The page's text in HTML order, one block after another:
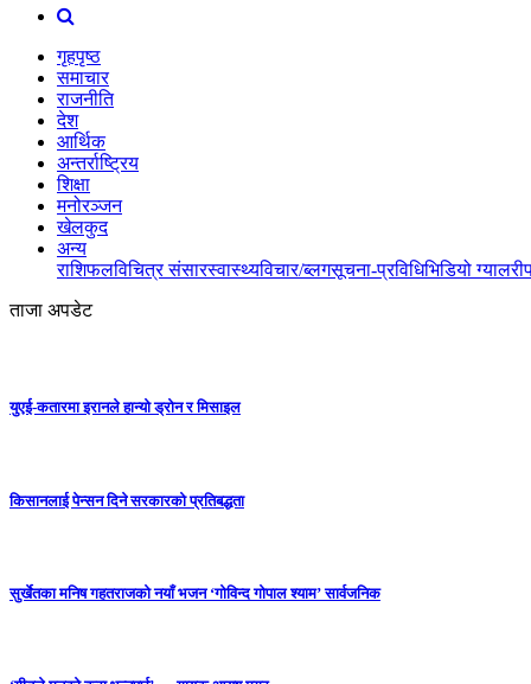
गृहपृष्ठ
समाचार
राजनीति
देश
आर्थिक
अन्तर्राष्ट्रिय
शिक्षा
मनोरञ्जन
खेलकुद
अन्य
राशिफलविचित्र संसारस्वास्थ्यविचार/ब्लगसूचना-प्रविधिभिडियो ग्यालरी
ताजा अपडेट
युएई-कतारमा इरानले हान्यो ड्रोन र मिसाइल
किसानलाई पेन्सन दिने सरकारको प्रतिबद्धता
सुर्खेतका मनिष गहतराजको नयाँ भजन ‘गोविन्द गोपाल श्याम’ सार्वजनिक